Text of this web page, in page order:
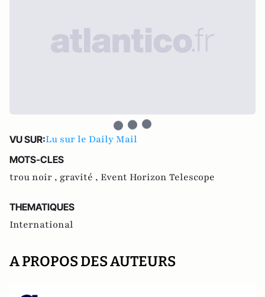
VU SUR:Lu sur le Daily Mail
MOTS-CLES
trou noir , gravité , Event Horizon Telescope
THEMATIQUES
International
A PROPOS DES AUTEURS